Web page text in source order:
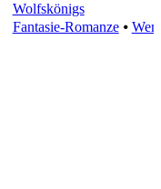
Wolfskönigs
Fantasie-Romanze⦁